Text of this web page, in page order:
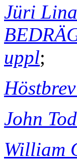
Jüri
uppl;
John
William